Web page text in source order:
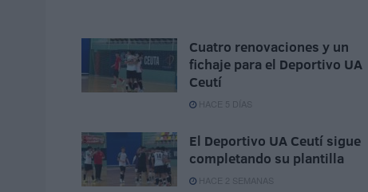
Cuatro renovaciones y un
fichaje para el Deportivo UA
Ceutí
HACE 5 DÍAS
El Deportivo UA Ceutí sigue
completando su plantilla
HACE 2 SEMANAS